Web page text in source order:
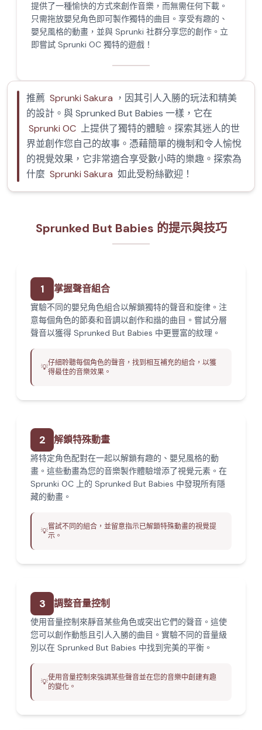
提供了一種愉快的方式來創作音樂，而無需任何下載。
只需拖放嬰兒角色即可製作獨特的曲目。享受有趣的、
嬰兒風格的動畫，並與 Sprunki 社群分享您的創作。立
即嘗試 Sprunki OC 獨特的遊戲！
推薦 Sprunki Sakura ，因其引人入勝的玩法和精美
的設計。與 Sprunked But Babies 一樣，它在
Sprunki OC 上提供了獨特的體驗。探索其迷人的世
界並創作您自己的故事。憑藉簡單的機制和令人愉悅
的視覺效果，它非常適合享受數小時的樂趣。探索為
什麼 Sprunki Sakura 如此受粉絲歡迎！
Sprunked But Babies 的提示與技巧
1 掌握聲音組合
實驗不同的嬰兒角色組合以解鎖獨特的聲音和旋律。注
意每個角色的節奏和音調以創作和諧的曲目。嘗試分層
聲音以獲得 Sprunked But Babies 中更豐富的紋理。
💡仔細聆聽每個角色的聲音，找到相互補充的組合，以獲
得最佳的音樂效果。
2 解鎖特殊動畫
將特定角色配對在一起以解鎖有趣的、嬰兒風格的動
畫。這些動畫為您的音樂製作體驗增添了視覺元素。在
Sprunki OC 上的 Sprunked But Babies 中發現所有隱
藏的動畫。
💡嘗試不同的組合，並留意指示已解鎖特殊動畫的視覺提
示。
3 調整音量控制
使用音量控制來靜音某些角色或突出它們的聲音。這使
您可以創作動態且引人入勝的曲目。實驗不同的音量級
別以在 Sprunked But Babies 中找到完美的平衡。
💡使用音量控制來強調某些聲音並在您的音樂中創建有趣
的變化。